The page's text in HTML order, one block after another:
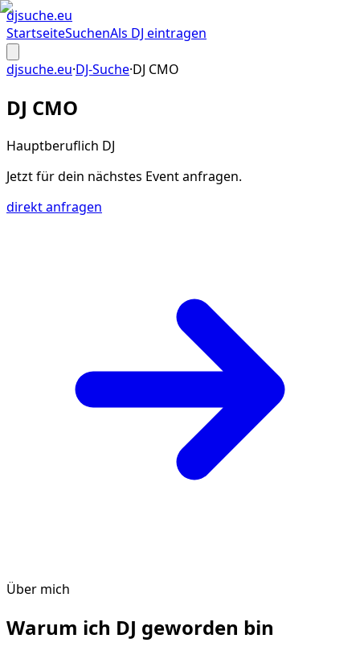
djsuche.eu
StartseiteSuchenAls DJ eintragen
djsuche.eu·DJ-Suche·DJ CMO
DJ CMO
Hauptberuflich DJ
Jetzt für dein nächstes Eventanfragen.
direkt anfragen
Über mich
Warum ich DJ geworden bin